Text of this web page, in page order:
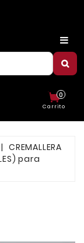
Carrito
0
CREMALLERA
para